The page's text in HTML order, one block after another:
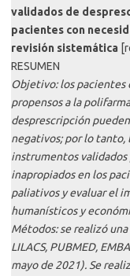
validados de
pacientes con
revisión sistemática
RESUMEN
Objetivo: los pacientes
propensos a la
desprescripción
negativos; por lo
instrumentos validados
inapropiados en los
paliativos y evaluar el
humanísticos y
Métodos: se realizó
LILACS, PUBMED,
mayo de 2021). Se